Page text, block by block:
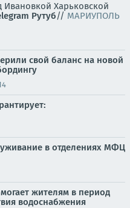
Харьковской
Рутуб// МАРИУПОЛЬ
свой баланс на новой
в отделениях МФЦ
жителям в период
водоснабжения